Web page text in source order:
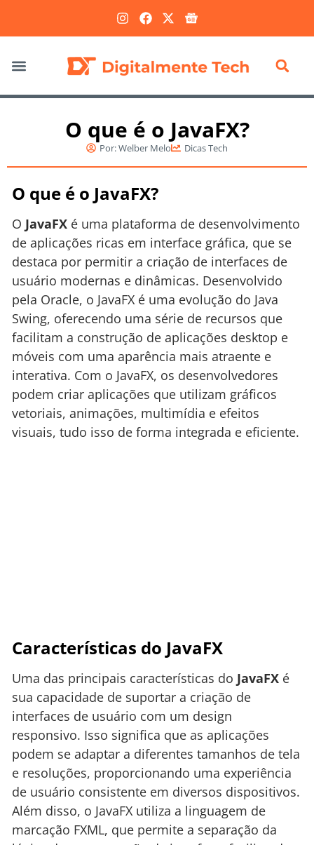
O que é o JavaFX?
Por:Welber Melo Dicas Tech
O que é o JavaFX?
O JavaFX é uma plataforma de desenvolvimento
de aplicações ricas em interface gráfica, que se
destaca por permitir a criação de interfaces de
usuário modernas e dinâmicas. Desenvolvido
pela Oracle, o JavaFX é uma evolução do Java
Swing, oferecendo uma série de recursos que
facilitam a construção de aplicações desktop e
móveis com uma aparência mais atraente e
interativa. Com o JavaFX, os desenvolvedores
podem criar aplicações que utilizam gráficos
vetoriais, animações, multimídia e efeitos
visuais, tudo isso de forma integrada e eficiente.
Características do JavaFX
Uma das principais características do JavaFX é
sua capacidade de suportar a criação de
interfaces de usuário com um design
responsivo. Isso significa que as aplicações
podem se adaptar a diferentes tamanhos de tela
e resoluções, proporcionando uma experiência
de usuário consistente em diversos dispositivos.
Além disso, o JavaFX utiliza a linguagem de
marcação FXML, que permite a separação da